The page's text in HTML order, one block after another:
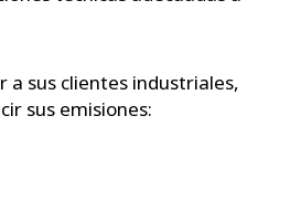
a sus clientes industriales,
sus emisiones: